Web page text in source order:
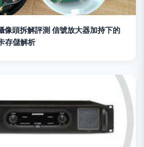
像頭拆解評測 信號放大器加持下的
存儲解析